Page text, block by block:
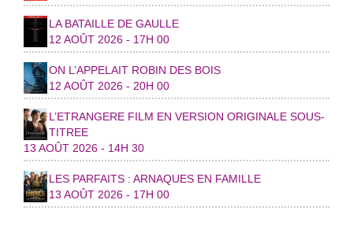
LA BATAILLE DE GAULLE
12 AOÛT 2026 - 17H 00
ON L’APPELAIT ROBIN DES BOIS
12 AOÛT 2026 - 20H 00
L’ETRANGERE FILM EN VERSION ORIGINALE SOUS-
TITREE
13 AOÛT 2026 - 14H 30
LES PARFAITS : ARNAQUES EN FAMILLE
13 AOÛT 2026 - 17H 00